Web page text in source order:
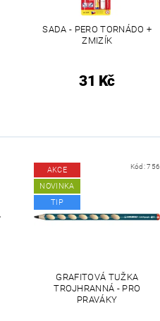
SADA - PERO TORNÁDO +
ZMIZÍK
31 Kč
AKCE
NOVINKA
TIP
Kód:756
GRAFITOVÁ TUŽKA
TROJHRANNÁ - PRO
PRAVÁKY